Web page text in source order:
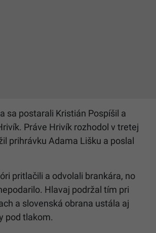
sa postarali Kristián Pospíšil a
Práve Hrivík rozhodol v tretej
prihrávku Adama Lišku a poslal
pritlačili a odvolali brankára, no
Hlavaj podržal tím pri
a slovenská obrana ustála aj
pod tlakom.